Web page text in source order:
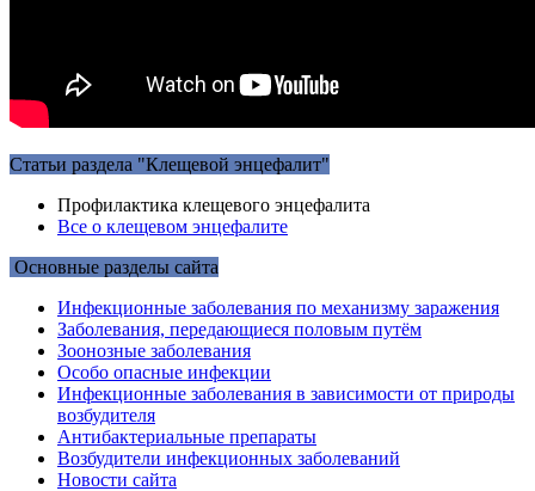
Статьи раздела "Клещевой энцефалит"
Профилактика клещевого энцефалита
Все о клещевом энцефалите
Основные разделы сайта
Инфекционные заболевания по механизму заражения
Заболевания, передающиеся половым путём
Зоонозные заболевания
Особо опасные инфекции
Инфекционные заболевания в зависимости от природы
возбудителя
Антибактериальные препараты
Возбудители инфекционных заболеваний
Новости сайта